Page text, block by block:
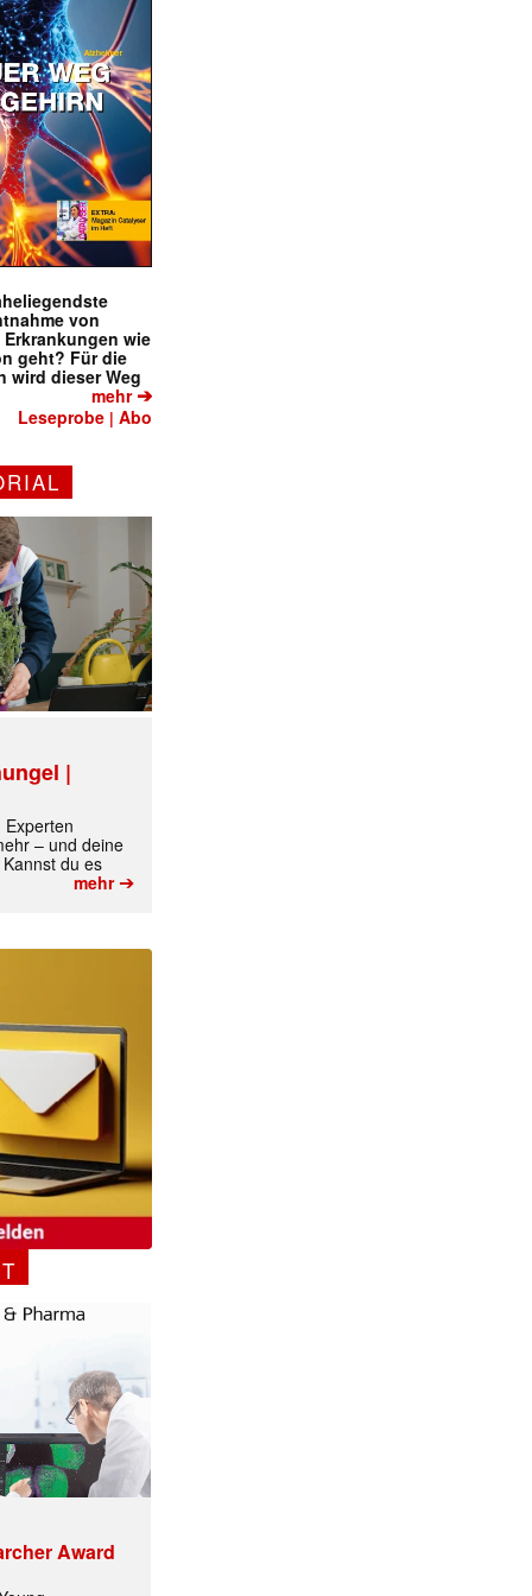
von
wie
geht? Für die
wird dieser Weg
mehr➔
Leseprobe |Abo
|
Experten
– und deine
du es
mehr➔
Award